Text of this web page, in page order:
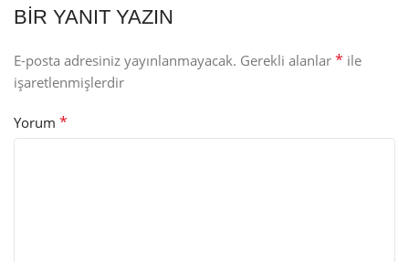
BIR YANIT YAZIN
E-posta adresiniz yayınlanmayacak. Gerekli alanlar * ile
işaretlenmişlerdir
Yorum *